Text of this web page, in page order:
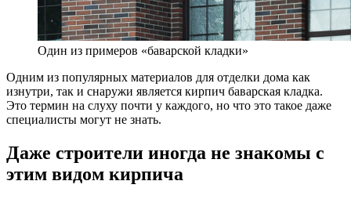
Один из примеров «баварской кладки»
Одним из популярных материалов для отделки дома как
изнутри, так и снаружи является кирпич баварская кладка.
Это термин на слуху почти у каждого, но что это такое даже
специалисты могут не знать.
Даже строители иногда не знакомы с
этим видом кирпича